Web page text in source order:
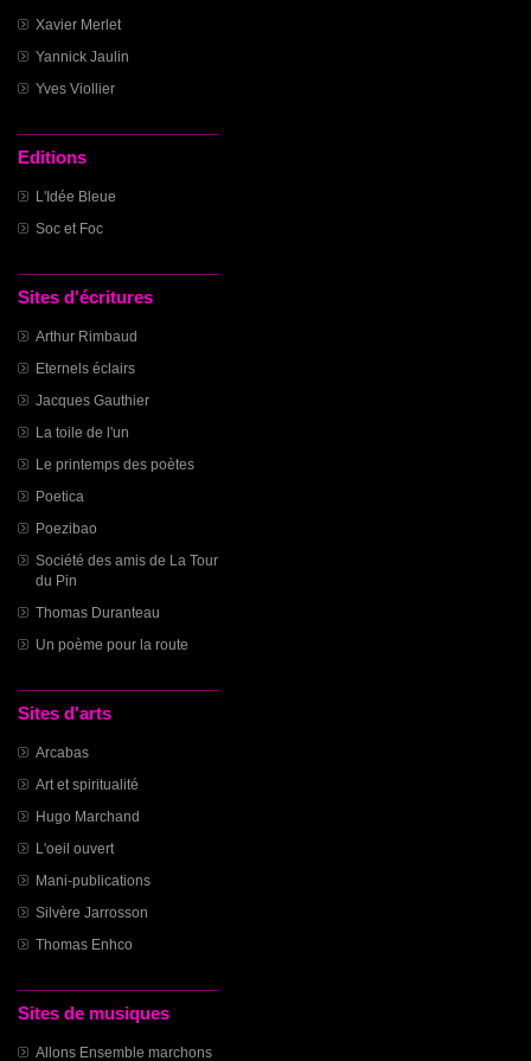
Xavier Merlet
Yannick Jaulin
Yves Viollier
Editions
L'Idée Bleue
Soc et Foc
Sites d'écritures
Arthur Rimbaud
Eternels éclairs
Jacques Gauthier
La toile de l'un
Le printemps des poètes
Poetica
Poezibao
Société des amis de La Tour
du Pin
Thomas Duranteau
Un poème pour la route
Sites d'arts
Arcabas
Art et spiritualité
Hugo Marchand
L'oeil ouvert
Mani-publications
Silvère Jarrosson
Thomas Enhco
Sites de musiques
Allons Ensemble marchons